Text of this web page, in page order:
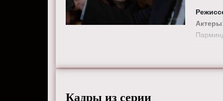
сайте
Кадры из серии